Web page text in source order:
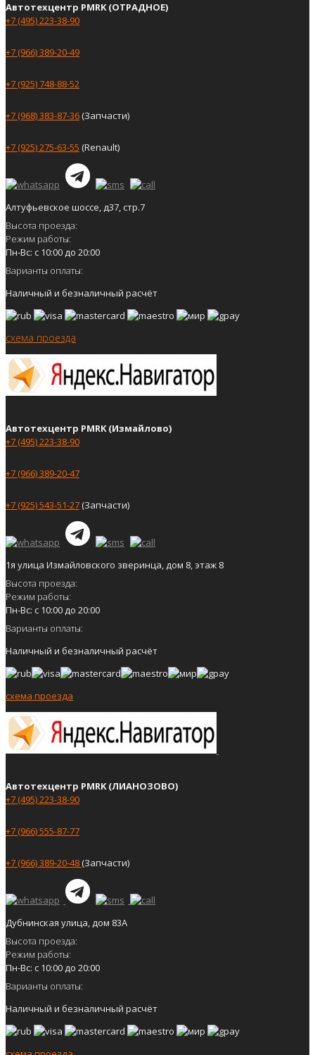
Автотехцентр PMRK (ОТРАДНОЕ)
+7 (495) 223-38-90
+7 (966) 389-20-49
+7 (925) 748-88-52
+7 (968) 383-87-36(Запчасти)
+7 (925) 275-63-55 (Renault)
Алтуфьевское шоссе, д37, стр.7
Высота проезда:
Режим работы:
Пн-Вс: с 10:00 до 20:00
Варианты оплаты:
Наличный и безналичный расчёт
схема проезда
Автотехцентр PMRK (Измайлово)
+7 (495) 223-38-90
+7 (966) 389-20-47
+7 (925) 543-51-27(Запчасти)
1я улица Измайловского зверинца, дом 8, этаж 8
Высота проезда:
Режим работы:
Пн-Вс: с 10:00 до 20:00
Варианты оплаты:
Наличный и безналичный расчёт
схема проезда
Автотехцентр PMRK (ЛИАНОЗОВО)
+7 (495) 223-38-90
+7 (966) 555-87-77
+7 (966) 389-20-48(Запчасти)
Дубнинская улица, дом 83А
Высота проезда:
Режим работы:
Пн-Вс: с 10:00 до 20:00
Варианты оплаты:
Наличный и безналичный расчёт